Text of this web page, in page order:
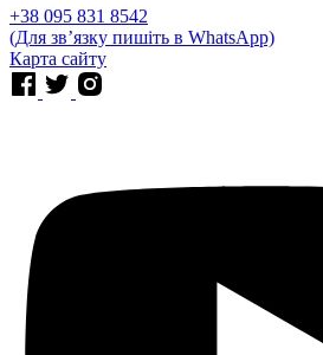
⁨+38 095 831 8542⁩
(Для звʼязку пишіть в WhatsApp)
Карта сайту